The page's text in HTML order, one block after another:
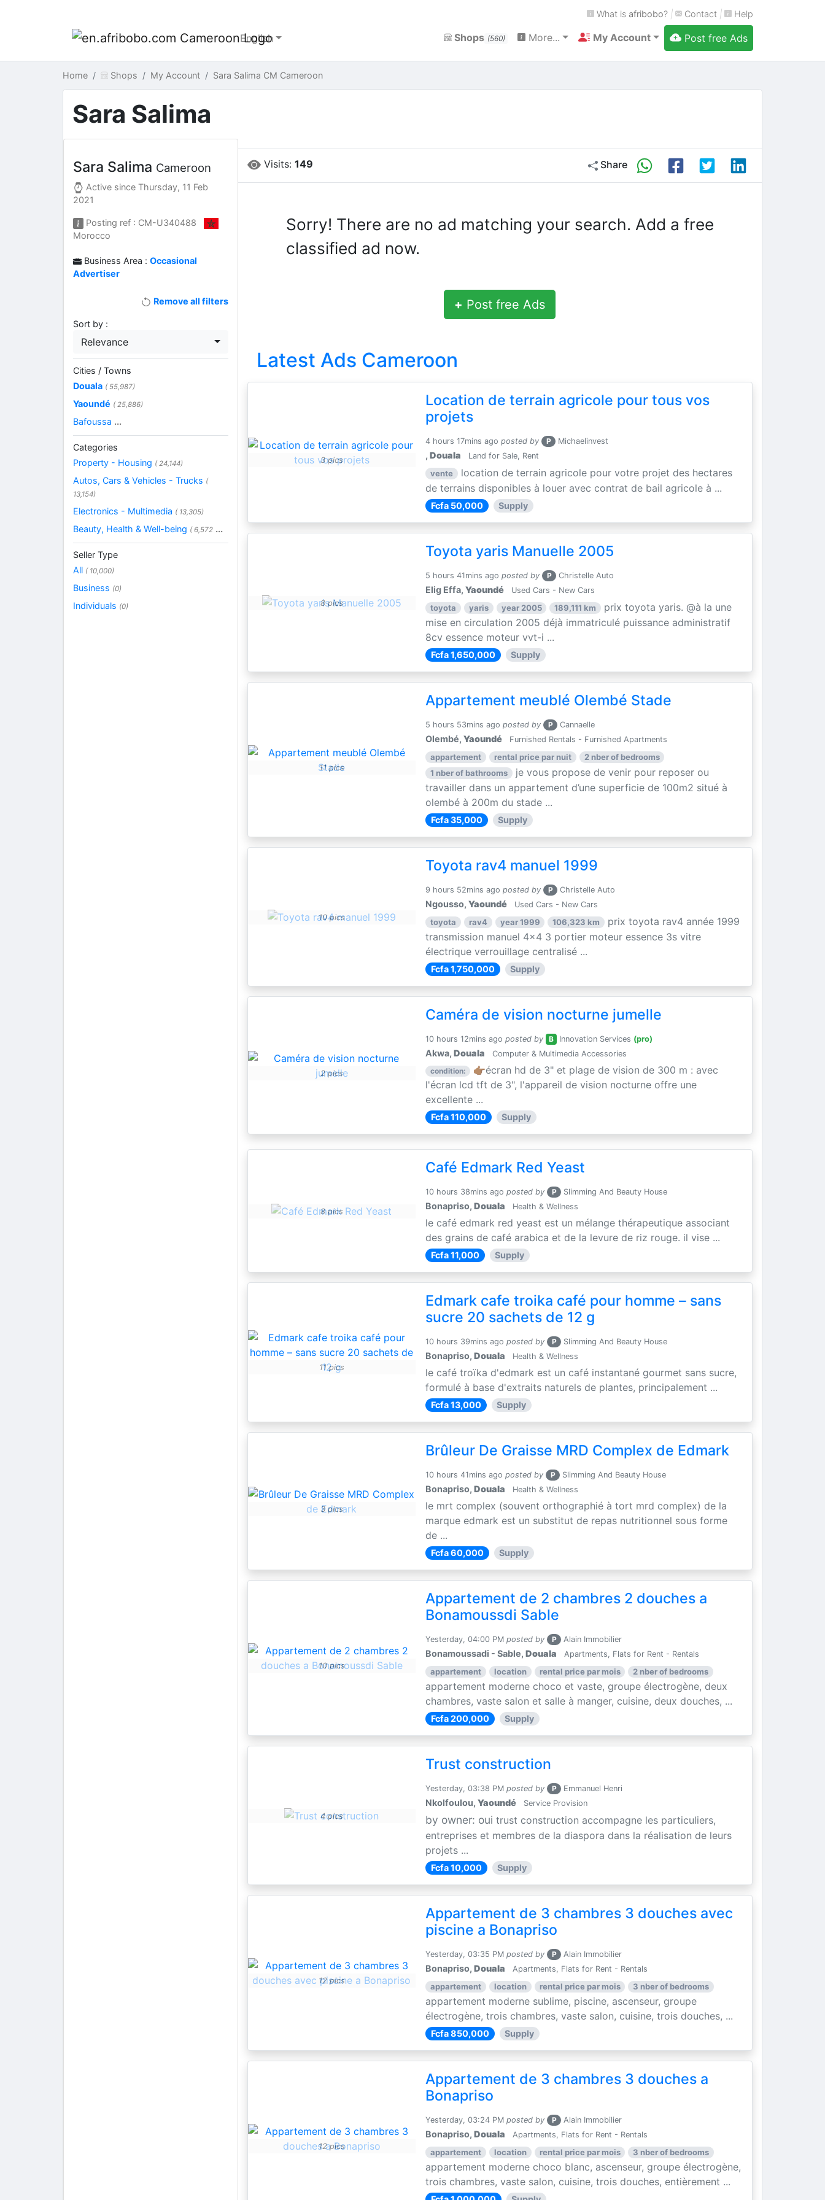
What is afribobo? | Contact | Help
English Shops (560) More... My Account Post free Ads
Home Shops My Account Sara Salima CM Cameroon
Sara Salima
Visits: 149 Share
Sorry! There are no ad matching your search. Add a free
classified ad now.
+ Post free Ads
Latest Ads Cameroon
3 pics
Location de terrain agricole pour tous vos
projets
4 hours 17mins ago posted by P Michaelinvest
,Douala Land for Sale, Rent
vente
location de terrain agricole pour votre projet des hectares
de terrains disponibles à louer avec contrat de bail agricole à ...
Fcfa 50,000 Supply
8 pics
Toyota yaris Manuelle 2005
5 hours 41mins ago posted by P Christelle Auto
Elig Effa,Yaoundé Used Cars - New Cars
toyota yaris year 2005 189,111 km
prix toyota yaris. @à la une
mise en circulation 2005 déjà immatriculé puissance administratif
8cv essence moteur vvt-i ...
Fcfa 1,650,000 Supply
11 pics
Appartement meublé Olembé Stade
5 hours 53mins ago posted by P Cannaelle
Olembé,Yaoundé Furnished Rentals - Furnished Apartments
appartement rental price par nuit
2 nber of bedrooms
1 nber of bathrooms
je vous propose de venir pour reposer ou
travailler dans un appartement d’une superficie de 100m2 situé à
olembé à 200m du stade ...
Fcfa 35,000 Supply
10 pics
Toyota rav4 manuel 1999
9 hours 52mins ago posted by P Christelle Auto
Ngousso,Yaoundé Used Cars - New Cars
toyota rav4 year 1999 106,323 km
prix toyota rav4 année 1999
transmission manuel 4x4 3 portier moteur essence 3s vitre
électrique verrouillage centralisé ...
Fcfa 1,750,000 Supply
2 pics
Caméra de vision nocturne jumelle
10 hours 12mins ago posted by B Innovation Services (pro)
Akwa,Douala
Computer & Multimedia Accessories
condition: 👉🏽écran hd de 3" et plage de vision de 300 m : avec
l'écran lcd tft de 3", l'appareil de vision nocturne offre une
excellente ...
Fcfa 110,000 Supply
8 pics
Café Edmark Red Yeast
10 hours 38mins ago posted by P Slimming And Beauty House
Bonapriso,Douala Health & Wellness
le café edmark red yeast est un mélange thérapeutique associant
des grains de café arabica et de la levure de riz rouge. il vise ...
Fcfa 11,000 Supply
11 pics
Edmark cafe troika café pour homme – sans
sucre 20 sachets de 12 g
10 hours 39mins ago posted by P Slimming And Beauty House
Bonapriso,Douala Health & Wellness
le café troïka d'edmark est un café instantané gourmet sans sucre,
formulé à base d'extraits naturels de plantes, principalement ...
Fcfa 13,000 Supply
3 pics
Brûleur De Graisse MRD Complex de Edmark
10 hours 41mins ago posted by P Slimming And Beauty House
Bonapriso,Douala Health & Wellness
le mrt complex (souvent orthographié à tort mrd complex) de la
marque edmark est un substitut de repas nutritionnel sous forme
de ...
Fcfa 60,000 Supply
10 pics
Appartement de 2 chambres 2 douches a
Bonamoussdi Sable
Yesterday, 04:00 PM posted by P Alain Immobilier
Bonamoussadi - Sable,Douala Apartments, Flats for Rent - Rentals
appartement location rental price par mois 2 nber of bedrooms
appartement moderne choco et vaste, groupe électrogène, deux
chambres, vaste salon et salle à manger, cuisine, deux douches, ...
Fcfa 200,000 Supply
4 pics
Trust construction
Yesterday, 03:38 PM posted by P Emmanuel Henri
Nkolfoulou,Yaoundé Service Provision
by owner: ouitrust construction accompagne les particuliers,
entreprises et membres de la diaspora dans la réalisation de leurs
projets ...
Fcfa 10,000 Supply
12 pics
Appartement de 3 chambres 3 douches avec
piscine a Bonapriso
Yesterday, 03:35 PM posted by P Alain Immobilier
Bonapriso,Douala Apartments, Flats for Rent - Rentals
appartement location rental price par mois 3 nber of bedrooms
appartement moderne sublime, piscine, ascenseur, groupe
électrogène, trois chambres, vaste salon, cuisine, trois douches, ...
Fcfa 850,000 Supply
12 pics
Appartement de 3 chambres 3 douches a
Bonapriso
Yesterday, 03:24 PM posted by P Alain Immobilier
Bonapriso,Douala Apartments, Flats for Rent - Rentals
appartement location rental price par mois 3 nber of bedrooms
appartement moderne choco blanc, ascenseur, groupe électrogène,
trois chambres, vaste salon, cuisine, trois douches, entièrement ...
Sara Salima Cameroon
Active sinceThursday, 11 Feb
2021
Posting ref : CM-U340488
Morocco
Business Area :Occasional
Advertiser
Remove all filters
Sort by :
Relevance
Cities / Towns
Douala ( 55,987)
Yaoundé ( 25,886)
Bafoussa ...
Categories
Property - Housing ( 24,144)
Autos, Cars & Vehicles - Trucks (
13,154)
Electronics - Multimedia ( 13,305)
Beauty, Health & Well-being ( 6,572 ...
Seller Type
All ( 10,000)
Business (0)
Individuals (0)